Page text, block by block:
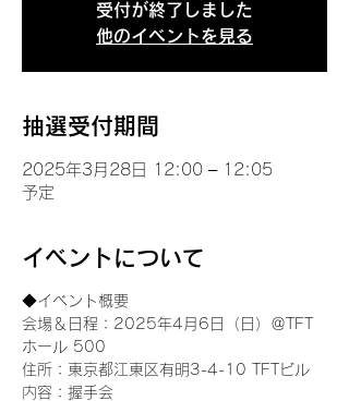
受付が終了しました
他のイベントを見る
抽選受付期間
2025年3月28日 12:00 – 12:05
予定
イベントについて
◆イベント概要
会場＆日程：2025年4月6日（日）＠TFT
ホール 500
住所：東京都江東区有明3-4-10 TFTビル
内容：握手会